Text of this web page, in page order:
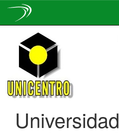
navigation